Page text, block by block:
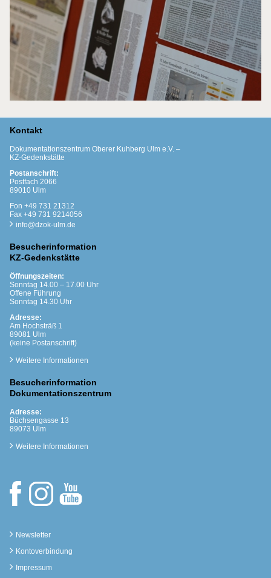
Kontakt
Dokumentationszentrum Oberer Kuhberg Ulm e.V. –
KZ-Gedenkstätte
Postanschrift:
Postfach 2066
89010 Ulm
Fon +49 731 21312
Fax +49 731 9214056
info@dzok-ulm.de
Besucherinformation
KZ-Gedenkstätte
Öffnungszeiten:
Sonntag 14.00 – 17.00 Uhr
Offene Führung
Sonntag 14.30 Uhr
Adresse:
Am Hochsträß 1
89081 Ulm
(keine Postanschrift)
Weitere Informationen
Besucherinformation
Dokumentationszentrum
Adresse:
Büchsengasse 13
89073 Ulm
Weitere Informationen
Newsletter
Kontoverbindung
Impressum